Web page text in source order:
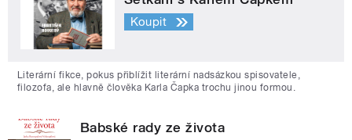
Koupit
Literární fikce, pokus přiblížit literární nadsázkou spisovatele,
filozofa, ale hlavně člověka Karla Čapka trochu jinou formou.
Babské rady ze života